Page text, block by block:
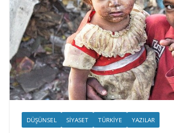
DÜŞÜNSEL SIYASET TÜRKIYE YAZILAR